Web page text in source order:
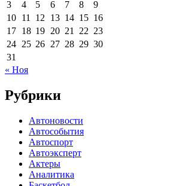
3
4 5 6 7 8
9
10 11 12 13 14 15 16
17 18 19 20 21 22 23
24 25 26 27 28 29 30
31
« Ноя
Рубрики
Автоновости
Автособытия
Автоспорт
Автоэксперт
Актеры
Аналитика